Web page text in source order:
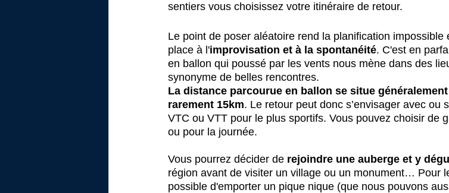
sentiers vous choisissez votre itinéraire de retour.
Le point de poser aléatoire rend la planification
place à l'improvisation et à la spontanéité. C'est en
en ballon qui poussé par les vents nous mène dans des
synonyme de belles rencontres.
La distance parcourue en ballon se situe
rarement 15km. Le retour peut donc s’envisager avec ou
VTC ou VTT pour le plus sportifs. Vous pouvez choisir de
ou pour la journée.
Vous pourrez décider de rejoindre une auberge et y
région avant de visiter un village ou un monument… Pour
possible d'emporter un pique nique (que nous pouvons